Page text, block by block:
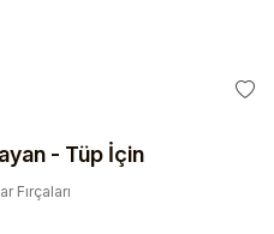
- Tüp İçin
Fırçaları